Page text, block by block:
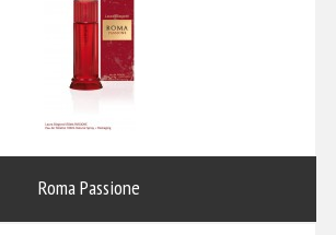
Roma Passione